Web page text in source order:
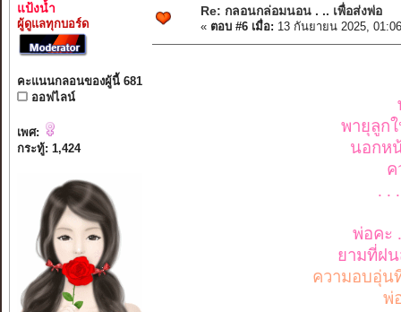
แป้งน้ำ
ผู้ดูแลทุกบอร์ด
คะแนนกลอนของผู้นี้ 681
ออฟไลน์
เพศ:
กระทู้: 1,424
Re: กลอนกล่อมนอน . .. เพื่อส่งพ่อ
« ตอบ #6 เมื่อ: 13 กันยายน 2025,
พายุลูก
นอกห
ค
. .
พ่อคะ
ยามที่ฝน
ความอบอุ่น
พ่